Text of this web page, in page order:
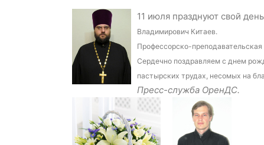
11 июля празднуют свой
Владимирович Китаев.
Профессорско-
Сердечно поздравляем с днем
пастырских трудах, несомых на
Пресс-служба ОренДС.